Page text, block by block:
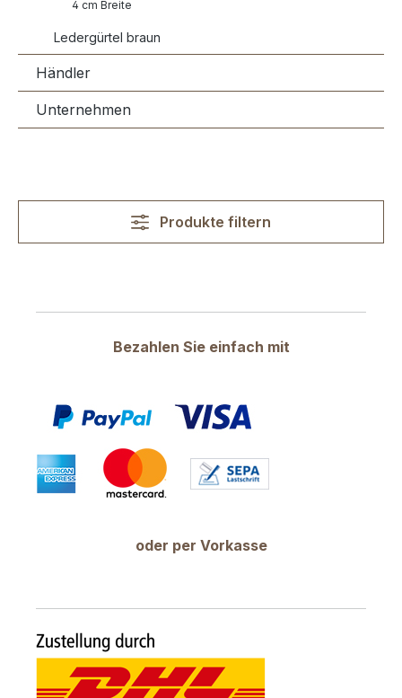
4 cm Breite
Ledergürtel braun
Händler
Unternehmen
Produkte filtern
Bezahlen Sie einfach mit
oder per Vorkasse